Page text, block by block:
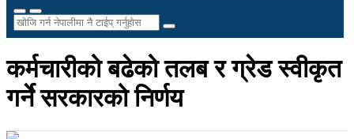
कर्मचारीको बढेको तलब र ग्रेड स्वीकृत
गर्ने सरकारको निर्णय